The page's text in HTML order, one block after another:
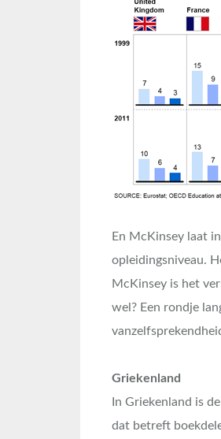
En McKinsey laat
opleidingsniveau.
McKinsey is het
wel? Een rondje
Griekenland
In Griekenland is
dat betreft